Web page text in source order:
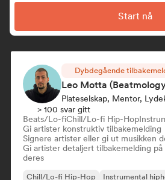
Start nå
Dybdegående
Leo Motta
Plateselskap, Mentor,
> 100 svar gitt
Beats/Lo-fiChill/Lo-fi Hip-Hop
Gi artister konstruktiv tilbakemelding
Signere artister eller gi ut musikken
Gi artister detaljert tilbakemelding
deres
Chill/Lo-fi Hip-Hop Instrumental